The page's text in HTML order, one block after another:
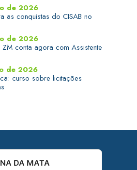
de 2026
as conquistas do CISAB no
de 2026
ZM conta agora com Assistente
de 2026
curso sobre licitações
DA MATA